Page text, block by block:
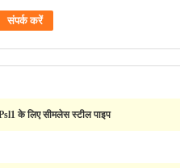
संपर्क करें
के लिए सीमलेस स्टील पाइप